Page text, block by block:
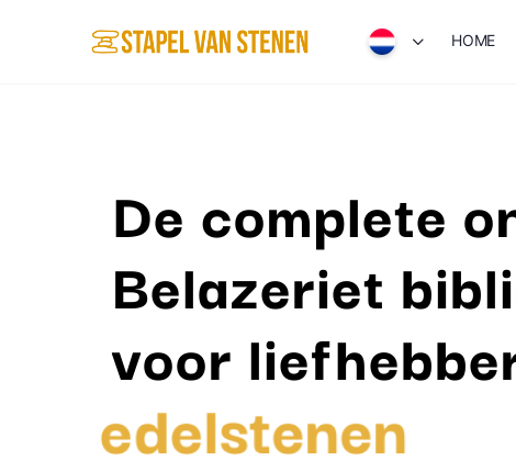
HOME
De complete
Belazeriet
voor
edelstenen